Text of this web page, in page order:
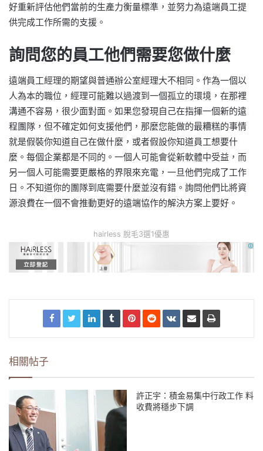
好重新評估他們當前的生產力衡量標準，並努力為遠端員工提
供完成工作所需的支援。
詢問您的員工他們需要您做什麼
遠端員工經理的期望與普通辦公室經理大不相同。作為一個以
人為本的職位，經理可能難以過渡到一個孤立的環境，在那裡
溝通不容易，很少面對面。如果您發現自己在指揮一個新的遠
程團隊，但不確定如何支援他們，那麼您能做的最糟糕的事情
就是假裝你知道自己在做什麼，或者假設你知道員工想要什
麼。每個企業都是不同的。一個人可能會從新軟體中受益，而
另一個人可能需要更嚴格的界限來充電，一旦他們完成了工作
日。不知道你的團隊到底需要什麼並沒有錯。詢問他們比將資
源浪費在一個不會推動更好的遠端協作的解決方案上要好。
hairless 脫毛3選1優惠
相關帖子
許正宇：積金易集中行政工作 料
收費將穩步下調